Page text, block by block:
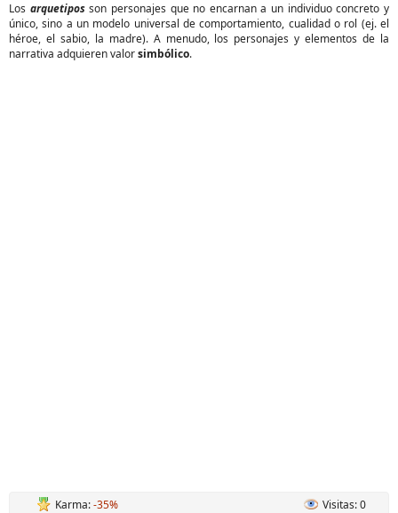
Los arquetiposson personajes que no encarnan a un individuo concreto y
único, sino a un modelo universal de comportamiento, cualidad o rol (ej. el
héroe, el sabio, la madre). A menudo, los personajes y elementos de la
narrativa adquieren valorsimbólico.
Karma:-35% Visitas: 0